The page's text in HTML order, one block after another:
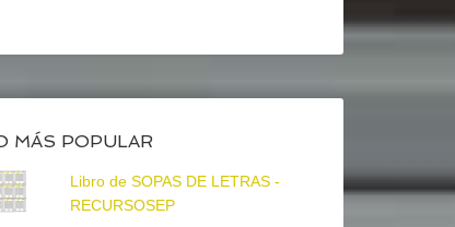
MÁS POPULAR
Libro de SOPAS DE LETRAS -
RECURSOSEP